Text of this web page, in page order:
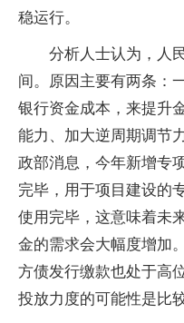
稳运行。
分析人士认为，人
间。原因主要有两条：
银行资金成本，来提升
能力、加大逆周期调节
政部消息，今年新增专
完毕，用于项目建设的
使用完毕，这意味着未
金的需求会大幅度增加
方债发行缴款也处于高
投放力度的可能性是比